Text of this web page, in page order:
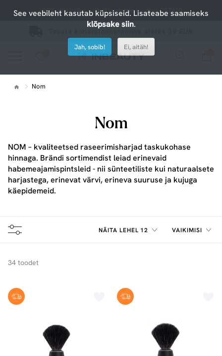
-10% allahindlus valitud toodetele koodiga OSTA10
Tasuta kohaletoimetamine alates 39 EUR
Nom
Nom
NOM – kvaliteetsed raseerimisharjad taskukohase
hinnaga. Brändi sortimendist leiad erinevaid
habemeajamispintsleid - nii sünteetiliste kui naturaalsete
harjastega, erinevat värvi, erineva suuruse ja kujuga
käepidemeid.
NÄITA LEHEL 12 VAIKIMISI
34 toodet
See veebileht kasutab küpsiseid. Lisateabe saamiseks
klõpsake siin.
Jah, sobib! Ei, aitäh!